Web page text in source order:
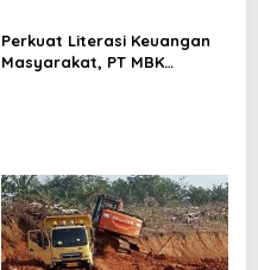
Sentimen Pasar
Perkuat Literasi Keuangan
Masyarakat, PT MBK